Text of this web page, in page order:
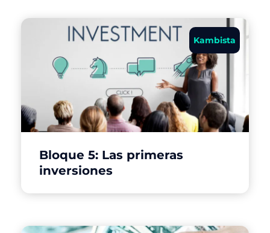
Kambista
Bloque 5: Las primeras
inversiones